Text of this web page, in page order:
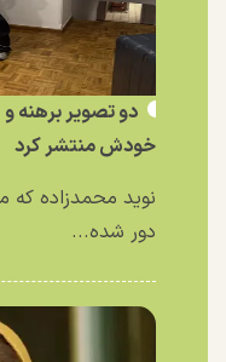
دو تصویر برهنه
خودش منتشر کرد
نوید محمدزاده
دور شده...